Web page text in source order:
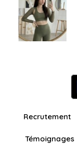
Recrutement
Témoignages